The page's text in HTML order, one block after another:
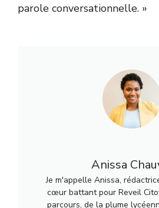
parole conversationnelle. »
Anissa
Je m'appelle Anissa,
cœur battant pour Reveil
parcours, de la plume